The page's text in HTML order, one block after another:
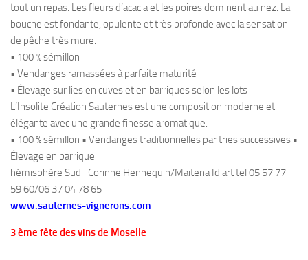
tout un repas. Les fleurs d’acacia et les poires dominent au nez. La
bouche est fondante, opulente et très profonde avec la sensation
de pêche très mure.
• 100 % sémillon
• Vendanges ramassées à parfaite maturité
• Élevage sur lies en cuves et en barriques selon les lots
L’Insolite Création Sauternes est une composition moderne et
élégante avec une grande finesse aromatique.
• 100 % sémillon • Vendanges traditionnelles par tries successives •
Élevage en barrique
hémisphère Sud- Corinne Hennequin/Maitena Idiart tel 05 57 77
59 60/06 37 04 78 65
www.sauternes-vignerons.com
3 ème fête des vins de Moselle